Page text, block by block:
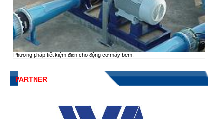
Phương pháp tiết kiệm điện cho động cơ máy bơm:
PARTNER